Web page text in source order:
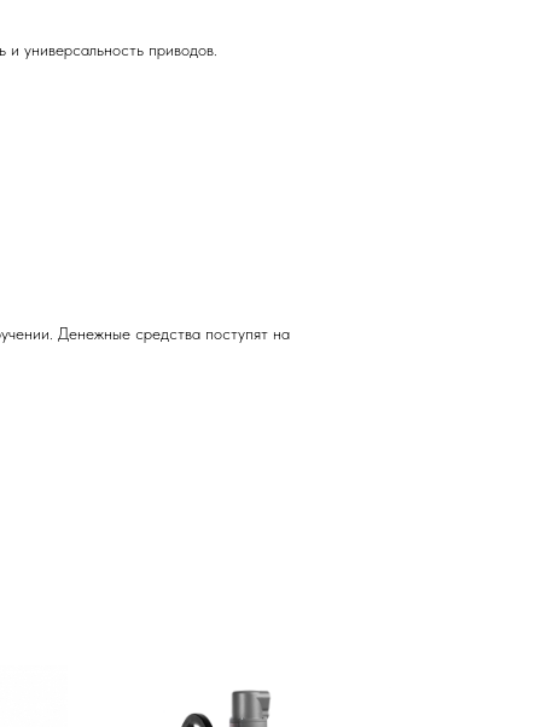
универсальность приводов.
Денежные средства поступят на